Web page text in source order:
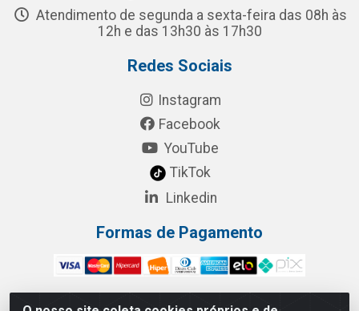
Atendimento de segunda a sexta-feira das 08h às
12h e das 13h30 às 17h30
Redes Sociais
Instagram
Facebook
YouTube
TikTok
Linkedin
Formas de Pagamento